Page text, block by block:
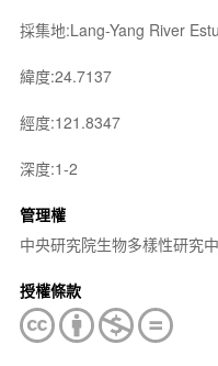
採集地:Lang-Yang River
緯度:24.7137
經度:121.8347
深度:1-2
管理權
中央研究院生物多樣性研究
授權條款